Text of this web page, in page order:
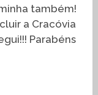
também!
a Cracóvia
Parabéns